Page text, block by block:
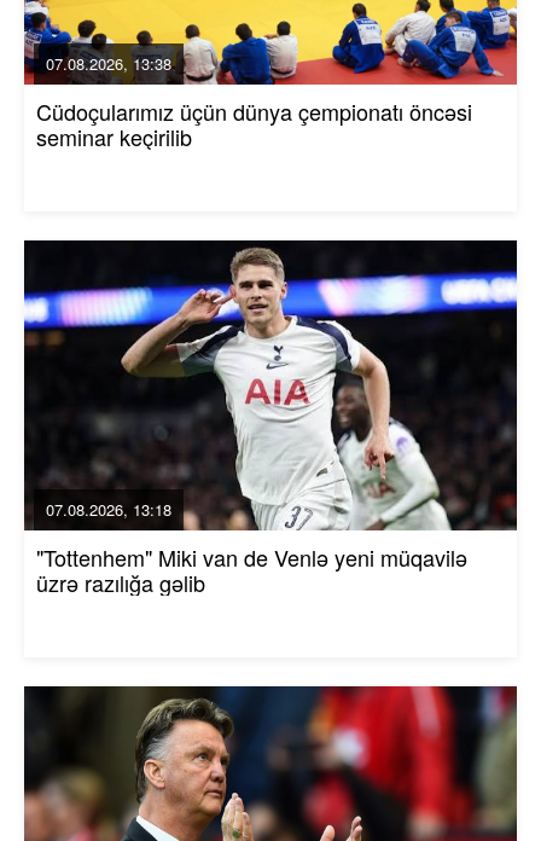
07.08.2026, 13:38
Cüdoçularımız üçün dünya çempionatı öncəsi
seminar keçirilib
07.08.2026, 13:18
"Tottenhem" Miki van de Venlə yeni müqavilə
üzrə razılığa gəlib